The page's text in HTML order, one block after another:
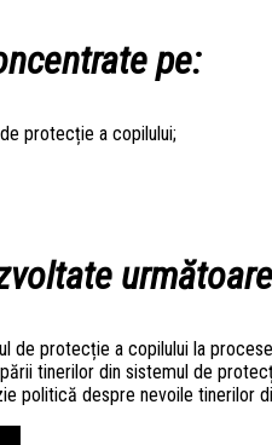
pe:
protecție a copilului;
de protecție a copilului la
tinerilor din sistemul de
despre nevoile tinerilor